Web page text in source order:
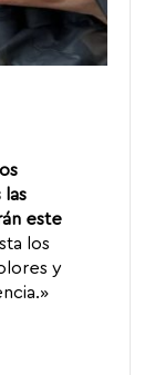
este
los
y